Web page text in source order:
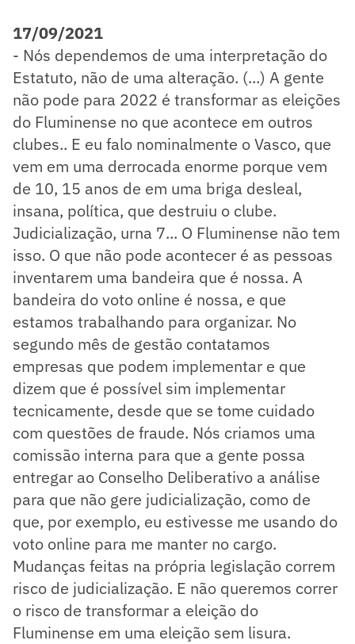
17/09/2021
- Nós dependemos de uma interpretação do
Estatuto, não de uma alteração. (...) A gente
não pode para 2022 é transformar as eleições
do Fluminense no que acontece em outros
clubes.. E eu falo nominalmente o Vasco, que
vem em uma derrocada enorme porque vem
de 10, 15 anos de em uma briga desleal,
insana, política, que destruiu o clube.
Judicialização, urna 7... O Fluminense não tem
isso. O que não pode acontecer é as pessoas
inventarem uma bandeira que é nossa. A
bandeira do voto online é nossa, e que
estamos trabalhando para organizar. No
segundo mês de gestão contatamos
empresas que podem implementar e que
dizem que é possível sim implementar
tecnicamente, desde que se tome cuidado
com questões de fraude. Nós criamos uma
comissão interna para que a gente possa
entregar ao Conselho Deliberativo a análise
para que não gere judicialização, como de
que, por exemplo, eu estivesse me usando do
voto online para me manter no cargo.
Mudanças feitas na própria legislação correm
risco de judicialização. E não queremos correr
o risco de transformar a eleição do
Fluminense em uma eleição sem lisura.